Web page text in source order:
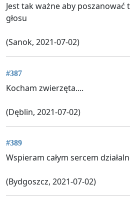
Jest tak ważne aby
głosu
(Sanok, 2021-07-02)
#387
Kocham zwierzęta....
(Dęblin, 2021-07-02)
#389
Wspieram całym sercem
(Bydgoszcz, 2021-07-02)